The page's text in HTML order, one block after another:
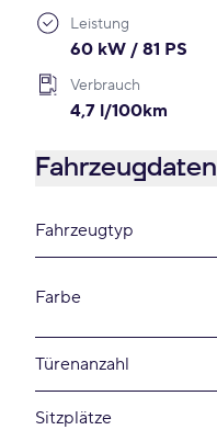
Leistung
60 kW / 81 PS
Verbrauch
4,7 l/100km
Fahrzeugdaten
Fahrzeugtyp
Farbe
Türenanzahl
Sitzplätze